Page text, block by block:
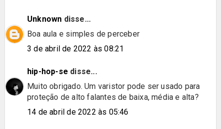
Unknown disse...
Boa aula e simples de perceber
3 de abril de 2022 às 08:21
hip-hop-se disse...
Muito obrigado. Um varistor pode ser usado para
proteção de alto falantes de baixa, média e alta?
14 de abril de 2022 às 05:46